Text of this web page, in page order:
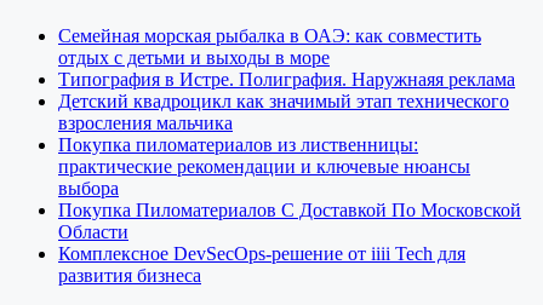
Семейная морская рыбалка в ОАЭ: как совместить
отдых с детьми и выходы в море
Типография в Истре. Полиграфия. Наружнаяя реклама
Детский квадроцикл как значимый этап технического
взросления мальчика
Покупка пиломатериалов из лиственницы:
практические рекомендации и ключевые нюансы
выбора
Покупка Пиломатериалов С Доставкой По Московской
Области
Комплексное DevSecOps-решение от iiii Tech для
развития бизнеса